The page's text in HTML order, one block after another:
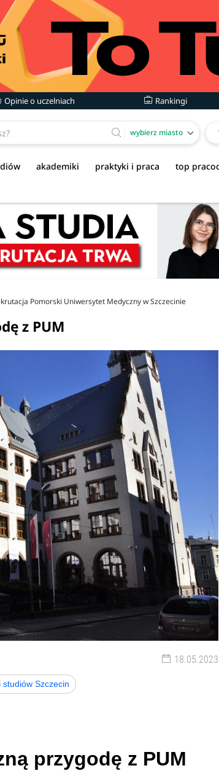
Opinie o uczelniach Rankingi
wybierz miasto
akademiki praktyki i praca top
Pomorski Uniwersytet Medyczny w Szczecinie
z PUM
18.05.2023
studiów Szczecin
przygodę z PUM